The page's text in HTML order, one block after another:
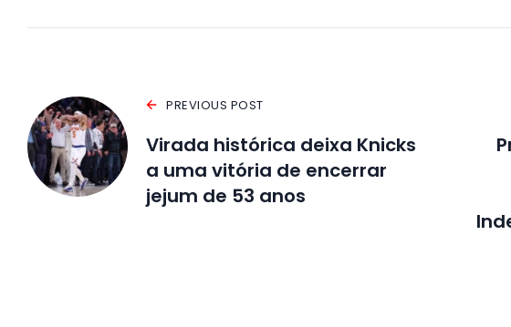
PREVIOUS POST
Virada histórica deixa Knicks
a uma vitória de encerrar
jejum de 53 anos